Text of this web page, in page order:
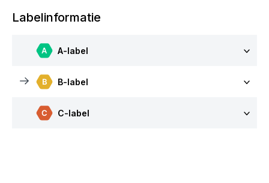
Labelinformatie
A-label
B-label
C-label